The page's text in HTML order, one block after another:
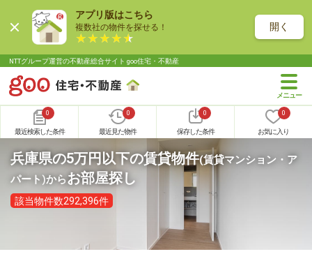
アプリ版はこちら
複数社の物件を探せる！ 開く
NTTグループ運営の不動産総合サイト goo住宅・不動産
0
最近検索した条件
0
最近見た物件
0
保存した条件
0
お気に入り
兵庫県の5万円以下の賃貸物件(賃貸マンション・ア
パート)からお部屋探し
該当物件数292,396件